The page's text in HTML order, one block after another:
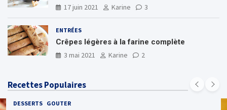
17 juin 2021
Karine 3
ENTRÉES
Crêpes légères à la farine complète
3 mai 2021
Karine 2
Recettes Populaires
DESSERTS GOUTER